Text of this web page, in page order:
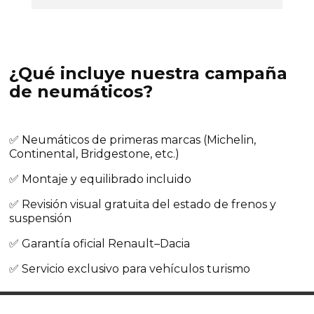
¿Qué incluye nuestra campaña
de neumáticos?
✅ Neumáticos de primeras marcas (Michelin,
Continental, Bridgestone, etc.)
✅ Montaje y equilibrado incluido
✅ Revisión visual gratuita del estado de frenos y
suspensión
✅ Garantía oficial Renault–Dacia
✅ Servicio exclusivo para vehículos turismo